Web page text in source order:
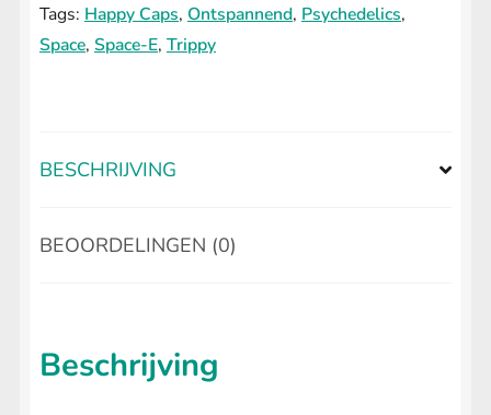
Tags: Happy Caps, Ontspannend, Psychedelics,
Space, Space-E, Trippy
BESCHRIJVING
BEOORDELINGEN (0)
Beschrijving